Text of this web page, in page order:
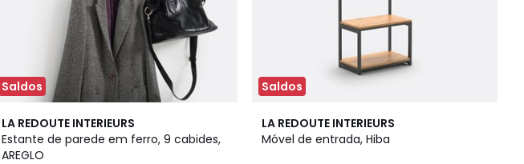
Saldos
LA REDOUTE INTERIEURS
Estante de parede em ferro, 9 cabides,
AREGLO
4,6
/ 5
Saldos
LA REDOUTE INTERIEURS
Móvel de entrada, Hiba
4,4
/ 5